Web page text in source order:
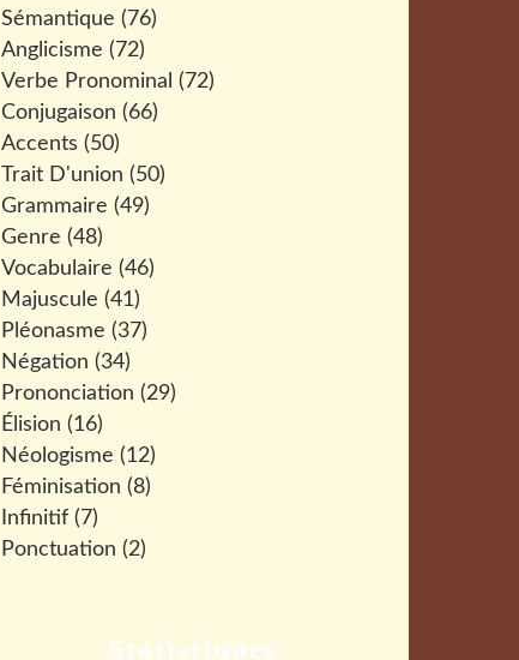
Sémantique (76)
Anglicisme (72)
Verbe Pronominal (72)
Conjugaison (66)
Accents (50)
Trait D'union (50)
Grammaire (49)
Genre (48)
Vocabulaire (46)
Majuscule (41)
Pléonasme (37)
Négation (34)
Prononciation (29)
Élision (16)
Néologisme (12)
Féminisation (8)
Infinitif (7)
Ponctuation (2)
Statistiques